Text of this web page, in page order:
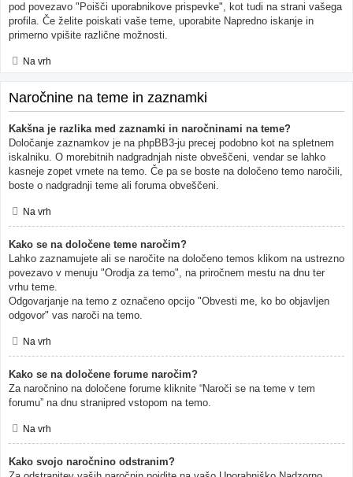
pod povezavo "Poišči uporabnikove prispevke", kot tudi na strani vašega
profila. Če želite poiskati vaše teme, uporabite Napredno iskanje in
primerno vpišite različne možnosti.
Na vrh
Naročnine na teme in zaznamki
Kakšna je razlika med zaznamki in naročninami na teme?
Določanje zaznamkov je na phpBB3-ju precej podobno kot na spletnem
iskalniku. O morebitnih nadgradnjah niste obveščeni, vendar se lahko
kasneje zopet vrnete na temo. Če pa se boste na določeno temo naročili,
boste o nadgradnji teme ali foruma obveščeni.
Na vrh
Kako se na določene teme naročim?
Lahko zaznamujete ali se naročite na določeno temos klikom na ustrezno
povezavo v menuju "Orodja za temo", na priročnem mestu na dnu ter
vrhu teme.
Odgovarjanje na temo z označeno opcijo "Obvesti me, ko bo objavljen
odgovor" vas naroči na temo.
Na vrh
Kako se na določene forume naročim?
Za naročnino na določene forume kliknite “Naroči se na teme v tem
forumu” na dnu stranipred vstopom na temo.
Na vrh
Kako svojo naročnino odstranim?